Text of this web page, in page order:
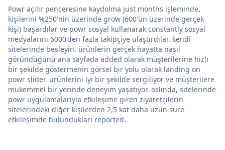
Powr açılır penceresine kaydolma just months işleminde,
kişilerini %250'nin üzerinde grow (600'ün üzerinde gerçek
kişi) başardılar ve powr sosyal kullanarak constantly sosyal
medyalarını 6000'den fazla takipçiye ulaştırdılar. kendi
sitelerinde besleyin. ürünlerin gerçek hayatta nasıl
göründüğünü ana sayfada added olarak müşterilerine hızlı
bir şekilde göstermenin görsel bir yolu olarak landing on
powr slider. ürünlerini iyi bir şekilde sergiliyor ve müşterilere
mükemmel bir yerinde deneyim yaşatıyor. aslında, sitelerinde
powr uygulamalarıyla etkileşime giren ziyaretçilerin
sitelerindeki diğer kişilerden 2,5 kat daha uzun süre
etkileşimde bulundukları reported.